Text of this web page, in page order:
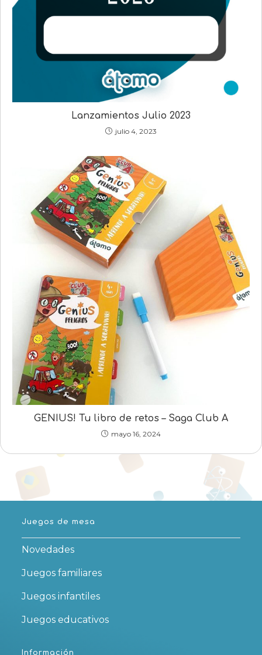
Lanzamientos Julio 2023
julio 4, 2023
GENIUS! Tu libro de retos – Saga Club A
mayo 16, 2024
Juegos de mesa
Novedades
Juegos familiares
Juegos infantiles
Juegos educativos
Información